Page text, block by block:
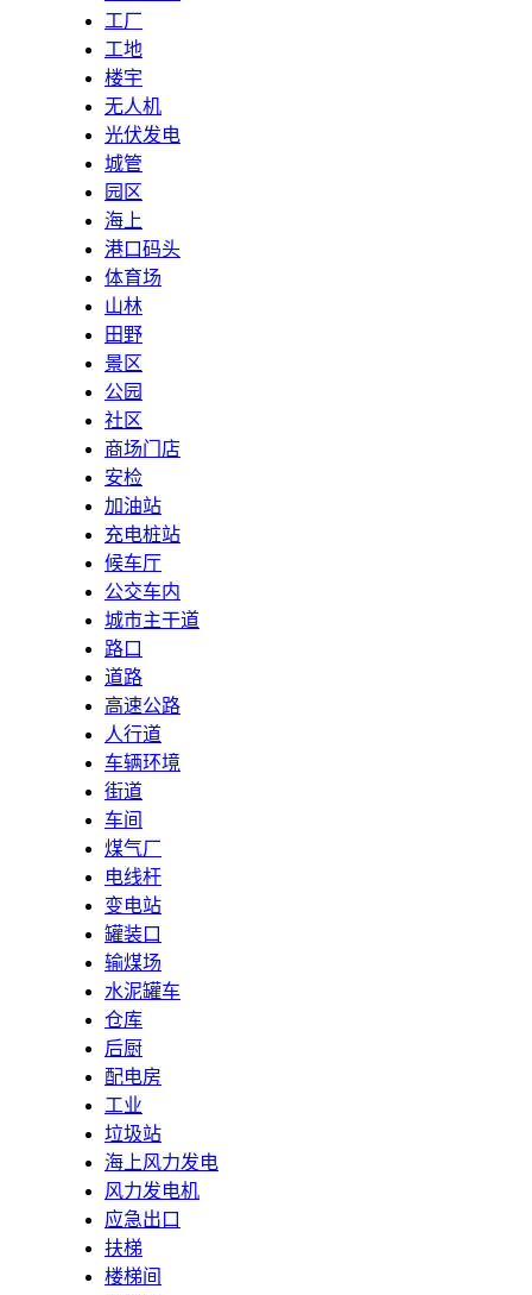
工厂
工地
楼宇
无人机
光伏发电
城管
园区
海上
港口码头
体育场
山林
田野
景区
公园
社区
商场门店
安检
加油站
充电桩站
候车厅
公交车内
城市主干道
路口
道路
高速公路
人行道
车辆环境
街道
车间
煤气厂
电线杆
变电站
罐装口
输煤场
水泥罐车
仓库
后厨
配电房
工业
垃圾站
海上风力发电
风力发电机
应急出口
扶梯
楼梯间